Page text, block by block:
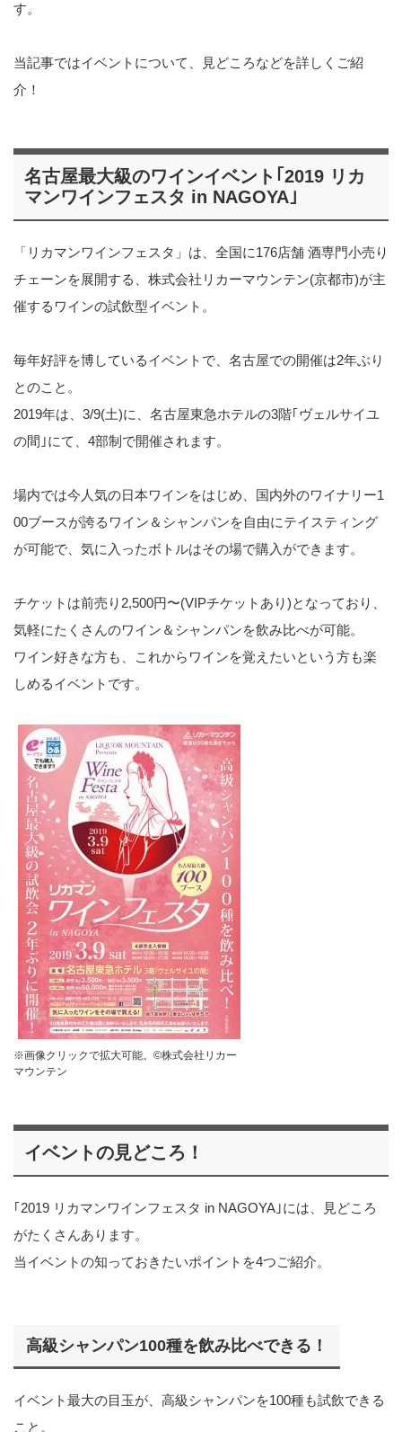
す。
当記事ではイベントについて、見どころなどを詳しくご紹
介！
名古屋最大級のワインイベント｢2019 リカ
マンワインフェスタ in NAGOYA｣
「リカマンワインフェスタ」は、全国に176店舗 酒専門小売り
チェーンを展開する、株式会社リカーマウンテン(京都市)が主
催するワインの試飲型イベント。
毎年好評を博しているイベントで、名古屋での開催は2年ぶり
とのこと。
2019年は、3/9(土)に、名古屋東急ホテルの3階｢ヴェルサイユ
の間｣にて、4部制で開催されます。
場内では今人気の日本ワインをはじめ、国内外のワイナリー1
00ブースが誇るワイン＆シャンパンを自由にテイスティング
が可能で、気に入ったボトルはその場で購入ができます。
チケットは前売り2,500円〜(VIPチケットあり)となっており、
気軽にたくさんのワイン＆シャンパンを飲み比べが可能。
ワイン好きな方も、これからワインを覚えたいという方も楽
しめるイベントです。
※画像クリックで拡大可能。©︎株式会社リカー
マウンテン
イベントの見どころ！
｢2019 リカマンワインフェスタ in NAGOYA｣には、見どころ
がたくさんあります。
当イベントの知っておきたいポイントを4つご紹介。
高級シャンパン100種を飲み比べできる！
イベント最大の目玉が、高級シャンパンを100種も試飲できる
こと。